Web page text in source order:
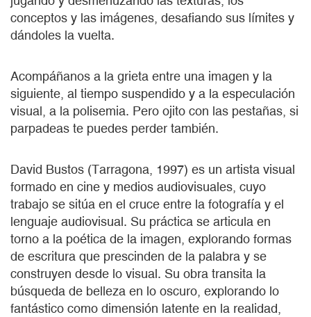
conceptos y las imágenes, desafiando sus límites y
dándoles la vuelta.
Acompáñanos a la grieta entre una imagen y la
siguiente, al tiempo suspendido y a la especulación
visual, a la polisemia. Pero ojito con las pestañas, si
parpadeas te puedes perder también.
David Bustos (Tarragona, 1997) es un artista visual
formado en cine y medios audiovisuales, cuyo
trabajo se sitúa en el cruce entre la fotografía y el
lenguaje audiovisual. Su práctica se articula en
torno a la poética de la imagen, explorando formas
de escritura que prescinden de la palabra y se
construyen desde lo visual. Su obra transita la
búsqueda de belleza en lo oscuro, explorando lo
fantástico como dimensión latente en la realidad,